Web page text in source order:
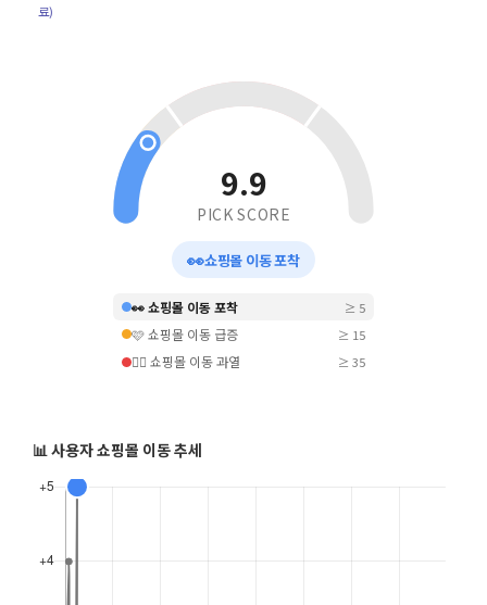
료)
9.9
PICK SCORE
👀쇼핑몰 이동 포착
👀 쇼핑몰 이동 포착 ≥ 5
🩷 쇼핑몰 이동 급증 ≥ 15
❤️‍🔥 쇼핑몰 이동 과열 ≥ 35
📊 사용자 쇼핑몰 이동 추세